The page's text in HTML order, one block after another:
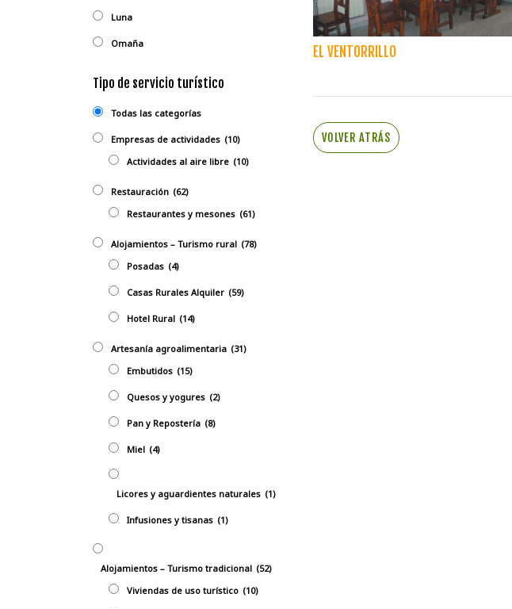
EL VENTORRILLO
VOLVER ATRÁS
Luna
Omaña
Tipo de servicio turístico
Todas las categorías
Empresas de actividades (10)
Actividades al aire libre (10)
Restauración (62)
Restaurantes y mesones (61)
Alojamientos – Turismo rural (78)
Posadas (4)
Casas Rurales Alquiler (59)
Hotel Rural (14)
Artesanía agroalimentaria (31)
Embutidos (15)
Quesos y yogures (2)
Pan y Repostería (8)
Miel (4)
Licores y aguardientes naturales (1)
Infusiones y tisanas (1)
Alojamientos – Turismo tradicional (52)
Viviendas de uso turístico (10)